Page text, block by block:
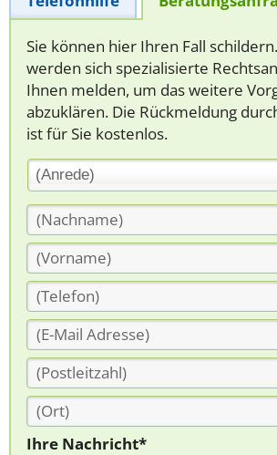
Sie können hier Ihren Fall
werden sich spezialisierte
Ihnen melden, um das weitere
abzuklären. Die Rückmeldung
ist für Sie kostenlos.
(Anrede)
Ihre Nachricht*